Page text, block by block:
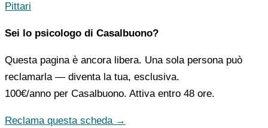
Pittari
Sei lo psicologo di Casalbuono?
Questa pagina è ancora libera. Una sola persona può
reclamarla — diventa la tua, esclusiva.
100€/anno per Casalbuono. Attiva entro 48 ore.
Reclama questa scheda →